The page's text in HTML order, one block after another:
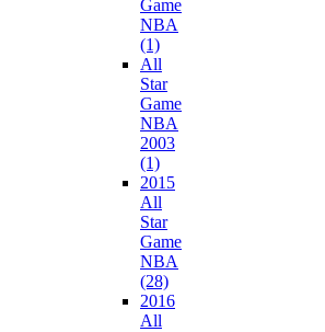
Game
NBA
(1)
All
Star
Game
NBA
2003
(1)
2015
All
Star
Game
NBA
(28)
2016
All